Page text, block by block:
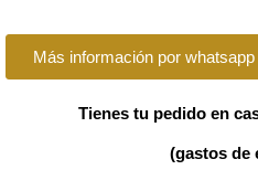
Más información por whatsapp
Tienes tu pedido en
(gastos de